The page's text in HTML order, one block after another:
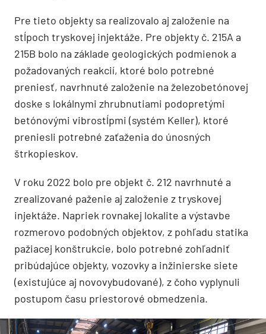
Pre tieto objekty sa realizovalo aj založenie na
stĺpoch tryskovej injektáže. Pre objekty č. 215A a
215B bolo na základe geologických podmienok a
požadovaných reakcií, ktoré bolo potrebné
preniesť, navrhnuté založenie na železobetónovej
doske s lokálnymi zhrubnutiami podopretými
betónovými vibrostĺpmi (systém Keller), ktoré
preniesli potrebné zaťaženia do únosných
štrkopieskov.
V roku 2022 bolo pre objekt č. 212 navrhnuté a
zrealizované paženie aj založenie z tryskovej
injektáže. Napriek rovnakej lokalite a výstavbe
rozmerovo podobných objektov, z pohľadu statika
pažiacej konštrukcie, bolo potrebné zohľadniť
pribúdajúce objekty, vozovky a inžinierske siete
(existujúce aj novovybudované), z čoho vyplynuli
postupom času priestorové obmedzenia.